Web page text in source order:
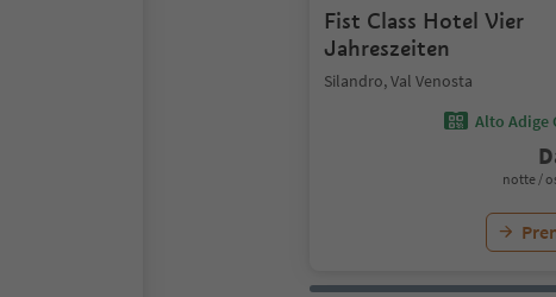
Fist Class Hotel Vier
Jahreszeiten
Silandro, Val Venosta
Alto Adige
notte /